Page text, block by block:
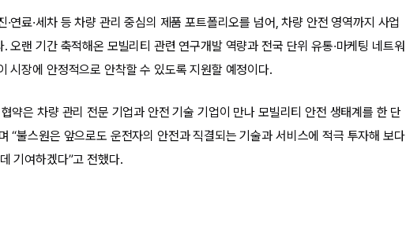
연료·세차 등 차량 관리 중심의 제품 포트폴리오를 넘어, 차량 안전 영역까지 사업
오랜 기간 축적해온 모빌리티 관련 연구개발 역량과 전국 단위 유통·마케팅 네트워
시장에 안정적으로 안착할 수 있도록 지원할 예정이다.
약은 차량 관리 전문 기업과 안전 기술 기업이 만나 모빌리티 안전 생태계를 한 단
“불스원은 앞으로도 운전자의 안전과 직결되는 기술과 서비스에 적극 투자해 보다
기여하겠다”고 전했다.